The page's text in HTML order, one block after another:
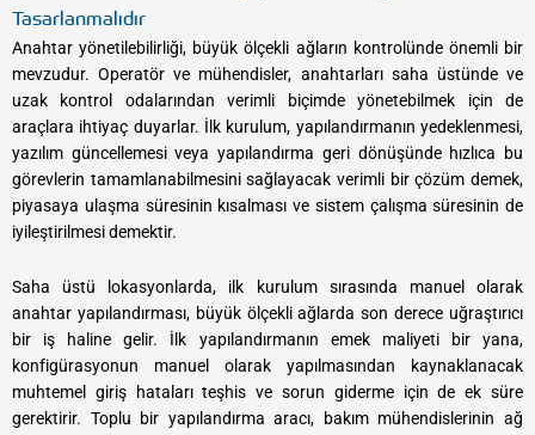
Tasarlanmalıdır
Anahtar yönetilebilirliği, büyük ölçekli ağların kontrolünde önemli bir
mevzudur. Operatör ve mühendisler, anahtarları saha üstünde ve
uzak kontrol odalarından verimli biçimde yönetebilmek için de
araçlara ihtiyaç duyarlar. İlk kurulum, yapılandırmanın yedeklenmesi,
yazılım güncellemesi veya yapılandırma geri dönüşünde hızlıca bu
görevlerin tamamlanabilmesini sağlayacak verimli bir çözüm demek,
piyasaya ulaşma süresinin kısalması ve sistem çalışma süresinin de
iyileştirilmesi demektir.
Saha üstü lokasyonlarda, ilk kurulum sırasında manuel olarak
anahtar yapılandırması, büyük ölçekli ağlarda son derece uğraştırıcı
bir iş haline gelir. İlk yapılandırmanın emek maliyeti bir yana,
konfigürasyonun manuel olarak yapılmasından kaynaklanacak
muhtemel giriş hataları teşhis ve sorun giderme için de ek süre
gerektirir. Toplu bir yapılandırma aracı, bakım mühendislerinin ağ